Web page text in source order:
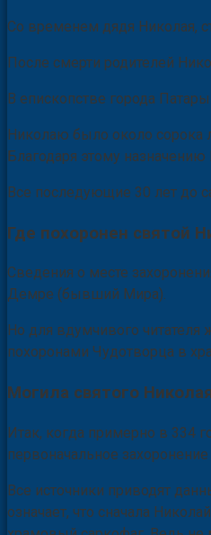
Со временем дядя Николая,
После смерти родителей
В епископстве города
Николаю было около сорока
Благодаря этому
Все последующие 30 лет до
Где похоронен святой
Сведения о месте
Демре (бывший Мира).
Но для вдумчивого читателя
похоронами Чудотворца в
Могила святого
Итак, когда примерно в 334
первоначальное
Все источники приводят
означает, что сначала